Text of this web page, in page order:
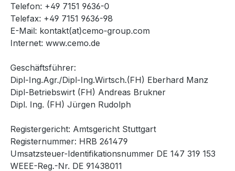
Telefon: +49 7151 9636-0
Telefax: +49 7151 9636-98
E-Mail: kontakt(at)cemo-group.com
Internet: www.cemo.de
Geschäftsführer:
Dipl-Ing.Agr./Dipl-Ing.Wirtsch.(FH) Eberhard Manz
Dipl-Betriebswirt (FH) Andreas Brukner
Dipl. Ing. (FH) Jürgen Rudolph
Registergericht: Amtsgericht Stuttgart
Registernummer: HRB 261479
Umsatzsteuer-Identifikationsnummer DE 147 319 153
WEEE-Reg.-Nr. DE 91438011